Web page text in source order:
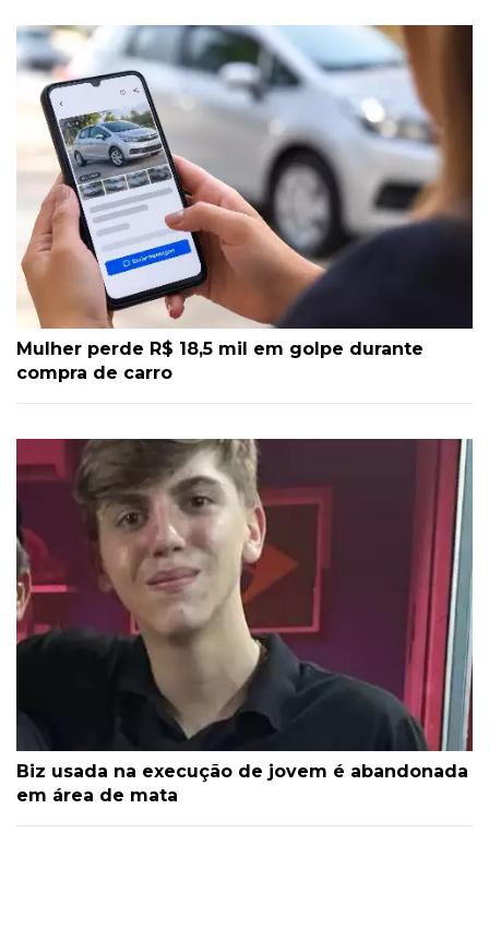
Mulher perde R$ 18,5 mil em golpe durante
compra de carro
Biz usada na execução de jovem é abandonada
em área de mata